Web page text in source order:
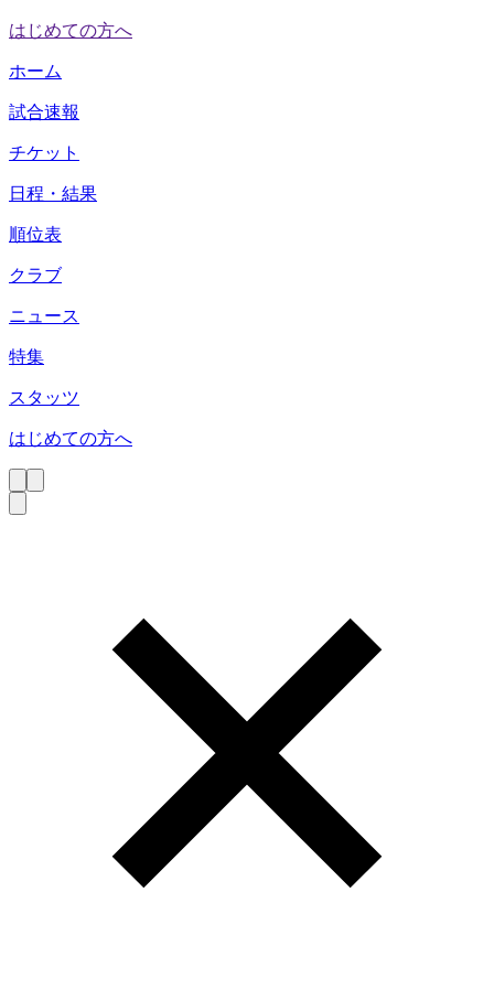
はじめての方へ
ホーム
試合速報
チケット
日程・結果
順位表
クラブ
ニュース
特集
スタッツ
はじめての方へ